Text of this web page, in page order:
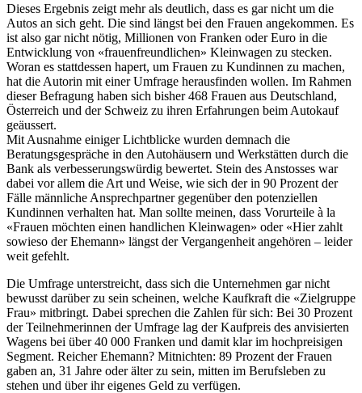
Dieses Ergebnis zeigt mehr als deutlich, dass es gar nicht um die
Autos an sich geht. Die sind längst bei den Frauen angekommen. Es
ist also gar nicht nötig, Millionen von Franken oder Euro in die
Entwicklung von «frauenfreundlichen» Kleinwagen zu stecken.
Woran es stattdessen hapert, um Frauen zu Kundinnen zu machen,
hat die Autorin mit einer Umfrage herausfinden wollen. Im Rahmen
dieser Befragung haben sich bisher 468 Frauen aus Deutschland,
Österreich und der Schweiz zu ihren Erfahrungen beim Autokauf
geäussert.
Mit Ausnahme einiger Lichtblicke wurden demnach die
Beratungsgespräche in den Autohäusern und Werkstätten durch die
Bank als verbesserungswürdig bewertet. Stein des Anstosses war
dabei vor allem die Art und Weise, wie sich der in 90 Prozent der
Fälle männliche Ansprechpartner gegenüber den potenziellen
Kundinnen verhalten hat. Man sollte meinen, dass Vorurteile à la
«Frauen möchten einen handlichen Kleinwagen» oder «Hier zahlt
sowieso der Ehemann» längst der Vergangenheit angehören – leider
weit gefehlt.
Die Umfrage unterstreicht, dass sich die Unternehmen gar nicht
bewusst darüber zu sein scheinen, welche Kaufkraft die «Zielgruppe
Frau» mitbringt. Dabei sprechen die Zahlen für sich: Bei 30 Prozent
der Teilnehmerinnen der Umfrage lag der Kaufpreis des anvisierten
Wagens bei über 40 000 Franken und damit klar im hochpreisigen
Segment. Reicher Ehemann? Mitnichten: 89 Prozent der Frauen
gaben an, 31 Jahre oder älter zu sein, mitten im Berufsleben zu
stehen und über ihr eigenes Geld zu verfügen.